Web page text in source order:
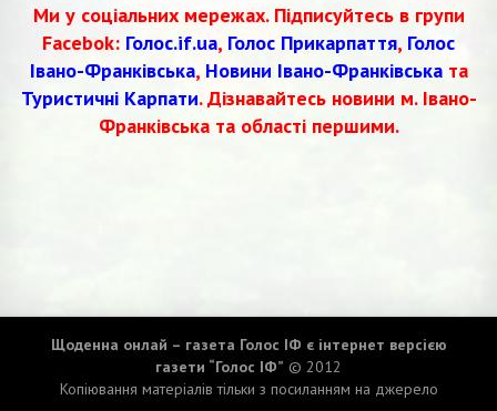
Ми у соціальних мережах. Підписуйтесь в групи
Facebok: Голос.if.ua, Голос Прикарпаття, Голос
Івано-Франківська, Новини Івано-Франківськата
Туристичні Карпати. Дізнавайтесь новини м. Івано-
Франківська та області першими.
Щоденна онлай – газета Голос ІФ є інтернет версією
газети “Голос ІФ” © 2012
Копіювання матеріалів тільки з посиланням на джерело